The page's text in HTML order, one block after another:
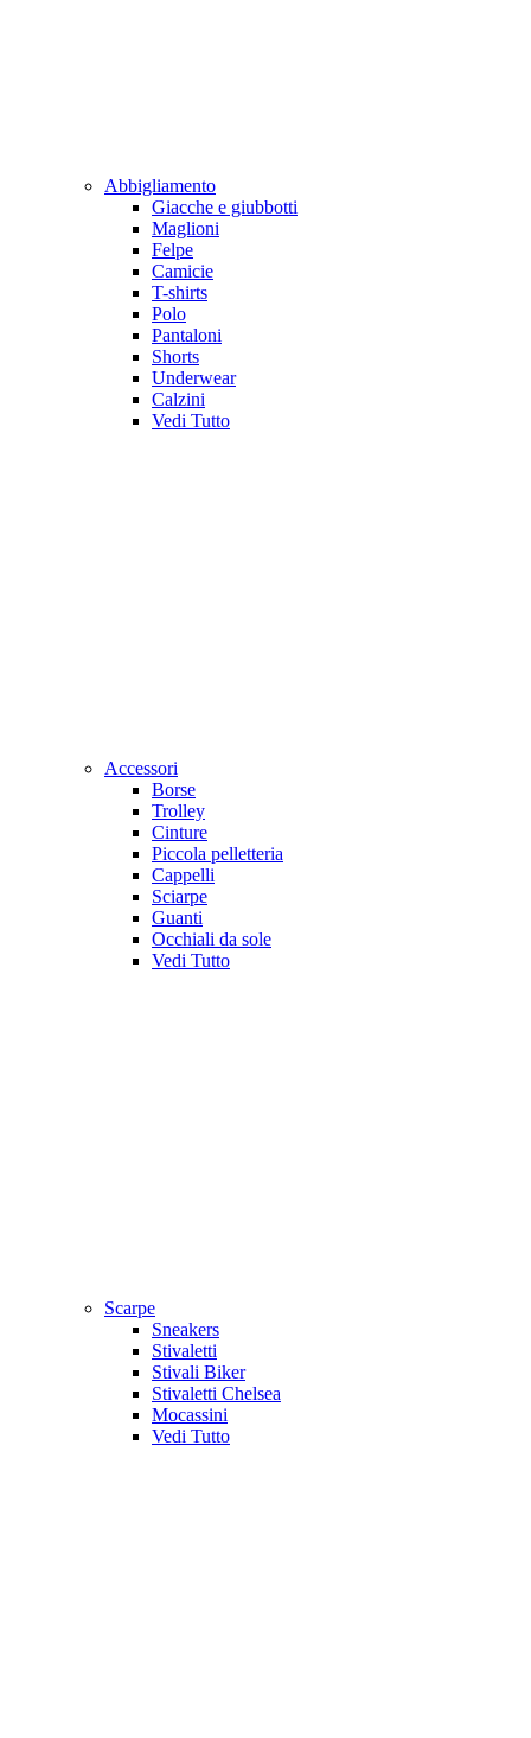
Abbigliamento
Giacche e giubbotti
Maglioni
Felpe
Camicie
T-shirts
Polo
Pantaloni
Shorts
Underwear
Calzini
Vedi Tutto
Accessori
Borse
Trolley
Cinture
Piccola pelletteria
Cappelli
Sciarpe
Guanti
Occhiali da sole
Vedi Tutto
Scarpe
Sneakers
Stivaletti
Stivali Biker
Stivaletti Chelsea
Mocassini
Vedi Tutto